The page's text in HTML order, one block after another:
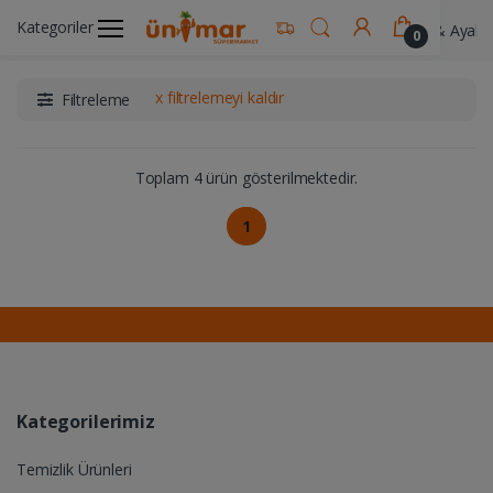
Kategoriler 0
Ünimar Anasayfa Kişisel Bakım Ürünleri El & Ayak
Filtreleme x filtrelemeyi kaldır
Toplam 4 ürün gösterilmektedir.
1
Kategorilerimiz
Temizlik Ürünleri